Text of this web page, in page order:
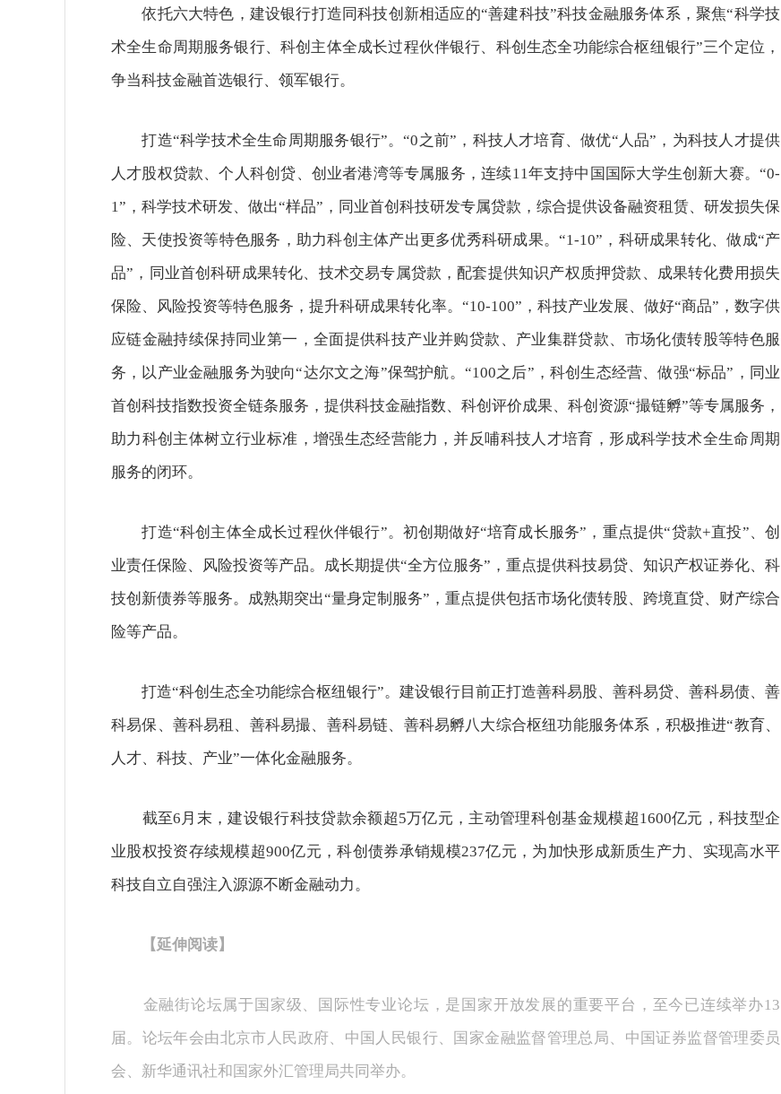
依托六大特色，建设银行打造同科技创新相适应的“善建科技”科技金融服务体系，聚焦“科学技
术全生命周期服务银行、科创主体全成长过程伙伴银行、科创生态全功能综合枢纽银行”三个定位，
争当科技金融首选银行、领军银行。
打造“科学技术全生命周期服务银行”。“0之前”，科技人才培育、做优“人品”，为科技人才提供
人才股权贷款、个人科创贷、创业者港湾等专属服务，连续11年支持中国国际大学生创新大赛。“0-
1”，科学技术研发、做出“样品”，同业首创科技研发专属贷款，综合提供设备融资租赁、研发损失保
险、天使投资等特色服务，助力科创主体产出更多优秀科研成果。“1-10”，科研成果转化、做成“产
品”，同业首创科研成果转化、技术交易专属贷款，配套提供知识产权质押贷款、成果转化费用损失
保险、风险投资等特色服务，提升科研成果转化率。“10-100”，科技产业发展、做好“商品”，数字供
应链金融持续保持同业第一，全面提供科技产业并购贷款、产业集群贷款、市场化债转股等特色服
务，以产业金融服务为驶向“达尔文之海”保驾护航。“100之后”，科创生态经营、做强“标品”，同业
首创科技指数投资全链条服务，提供科技金融指数、科创评价成果、科创资源“撮链孵”等专属服务，
助力科创主体树立行业标准，增强生态经营能力，并反哺科技人才培育，形成科学技术全生命周期
服务的闭环。
打造“科创主体全成长过程伙伴银行”。初创期做好“培育成长服务”，重点提供“贷款+直投”、创
业责任保险、风险投资等产品。成长期提供“全方位服务”，重点提供科技易贷、知识产权证券化、科
技创新债券等服务。成熟期突出“量身定制服务”，重点提供包括市场化债转股、跨境直贷、财产综合
险等产品。
打造“科创生态全功能综合枢纽银行”。建设银行目前正打造善科易股、善科易贷、善科易债、善
科易保、善科易租、善科易撮、善科易链、善科易孵八大综合枢纽功能服务体系，积极推进“教育、
人才、科技、产业”一体化金融服务。
截至6月末，建设银行科技贷款余额超5万亿元，主动管理科创基金规模超1600亿元，科技型企
业股权投资存续规模超900亿元，科创债券承销规模237亿元，为加快形成新质生产力、实现高水平
科技自立自强注入源源不断金融动力。
【延伸阅读】
金融街论坛属于国家级、国际性专业论坛，是国家开放发展的重要平台，至今已连续举办13
届。论坛年会由北京市人民政府、中国人民银行、国家金融监督管理总局、中国证券监督管理委员
会、新华通讯社和国家外汇管理局共同举办。